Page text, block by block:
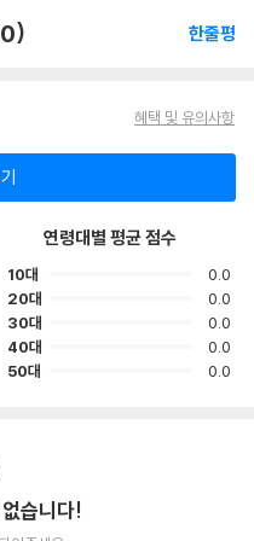
한줄평
혜택 및 유의사항
연령대별 평균 점수
10대
0.0
20대
0.0
30대
0.0
40대
0.0
50대
0.0
습니다!